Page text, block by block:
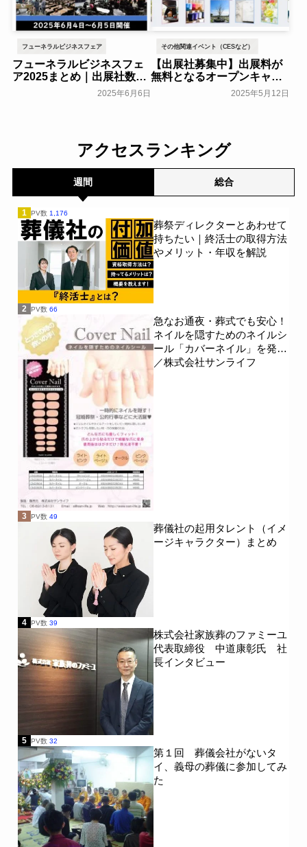
フューネラルビジネスフェア
フューネラルビジネスフェ
ア2025まとめ｜出展社数・
来場者数の推移や出展企業
インタビューなどを紹介
2025年6月6日
その他関連イベント（CESなど）
【出展社募集中】出展料が
無料となるオープンキャン
ペーンを実施中！『エンデ
ィング産業展Online』は6月
2025年5月12日
アクセスランキング
週間 総合
1 PV数 1,176
葬祭ディレクターとあわせて
持ちたい｜終活士の取得方法
やメリット・年収を解説
2 PV数 66
急なお通夜・葬式でも安心！
ネイルを隠すためのネイルシ
ール「カバーネイル」を発売
／株式会社サンライフ
3 PV数 49
葬儀社の起用タレント（イメ
ージキャラクター）まとめ
4 PV数 39
株式会社家族葬のファミーユ
代表取締役 中道康彰氏 社
長インタビュー
5 PV数 32
第１回 葬儀会社がないタ
イ、義母の葬儀に参加してみ
た